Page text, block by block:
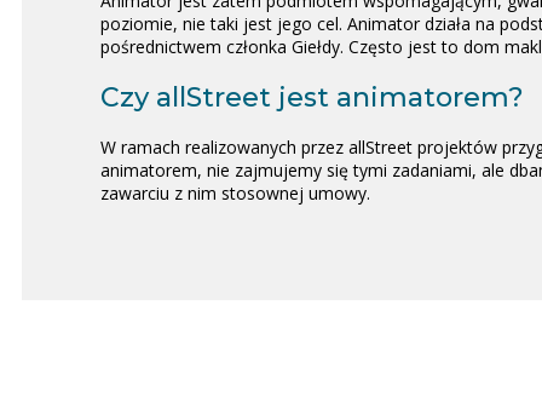
poziomie, nie taki jest jego cel. Animator działa na
pośrednictwem członka Giełdy. Często jest to dom
Czy allStreet jest animatorem?
W ramach realizowanych przez allStreet projektów
animatorem, nie zajmujemy się tymi zadaniami, ale
zawarciu z nim stosownej umowy.